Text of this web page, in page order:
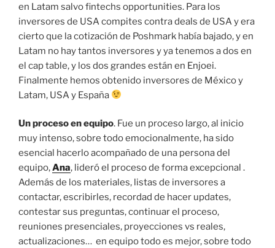
en Latam salvo fintechs opportunities. Para los
inversores de USA compites contra deals de USA y era
cierto que la cotización de Poshmark había bajado, y en
Latam no hay tantos inversores y ya tenemos a dos en
el cap table, y los dos grandes están en Enjoei.
Finalmente hemos obtenido inversores de México y
Latam, USA y España
Un proceso en equipo. Fue un proceso largo, al inicio
muy intenso, sobre todo emocionalmente, ha sido
esencial hacerlo acompañado de una persona del
equipo,Ana, lideró el proceso de forma excepcional .
Además de los materiales, listas de inversores a
contactar, escribirles, recordad de hacer updates,
contestar sus preguntas, continuar el proceso,
reuniones presenciales, proyecciones vs reales,
actualizaciones… en equipo todo es mejor, sobre todo